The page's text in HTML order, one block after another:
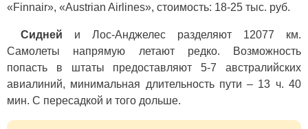
«Finnair», «Austrian Airlines», стоимость: 18-25 тыс. руб.
Сидней и Лос-Анджелес разделяют 12077 км.
Самолеты напрямую летают редко. Возможность
попасть в штаты предоставляют 5-7 австралийских
авиалиний, минимальная длительность пути – 13 ч. 40
мин. С пересадкой и того дольше.